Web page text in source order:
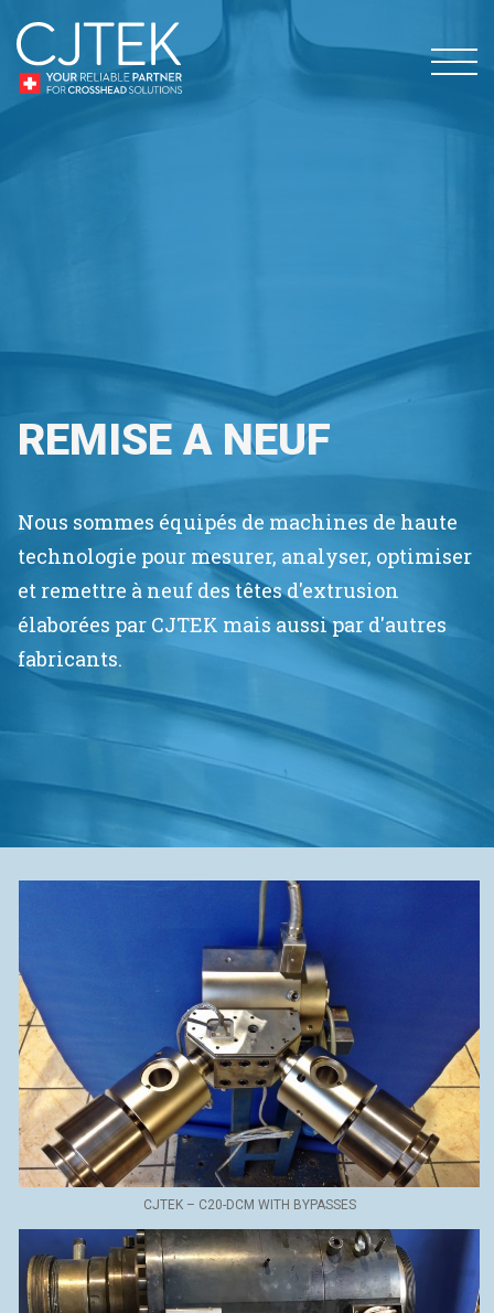
REMISE A NEUF
Nous sommes équipés de machines de haute
technologie pour mesurer, analyser, optimiser
et remettre à neuf des têtes d'extrusion
élaborées par CJTEK mais aussi par d'autres
fabricants.
CJTEK – C20-DCM WITH BYPASSES